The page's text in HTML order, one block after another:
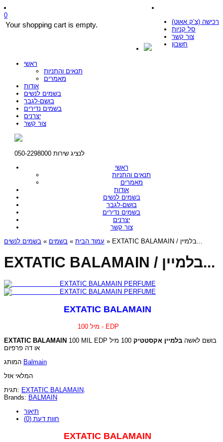
רכישה (צ’ק אאוט)
סל קניות
צור קשר
חשבון
0
Your shopping cart is empty.
ראשי
תנאים והתניות
מאמרים
אודות
בשמים לנשים
בושם-לגבר
בשמים נדירים
יצרנים
צור קשר
לנציג שירות 050-2298000
ראשי
תנאים והתניות
מאמרים
אודות
בשמים לנשים
בושם-לגבר
בשמים נדירים
יצרנים
צור קשר
עמוד הבית » בשמים » בשמים לנשים » EXTATIC BALAMAIN / בלמיין...
EXTATIC BALAMAIN / בלמיין...
EXTATIC BALAMAIN
100 מיל - EDP
EXTATIC BALAMAIN
100 MIL EDP בושם לאשה בלמיין אקסטטיק
100 מיל
Balmain
המלאי אזל
תגית: EXTATIC BALAMAIN.
Brands: BALMAIN
תיאור
חוות דעת (0)
EXTATIC BALAMAIN